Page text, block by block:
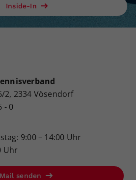
Inside-In
2, 2334 Vösendorf
- 0
9:00 – 14:00 Uhr
Uhr
Mail senden